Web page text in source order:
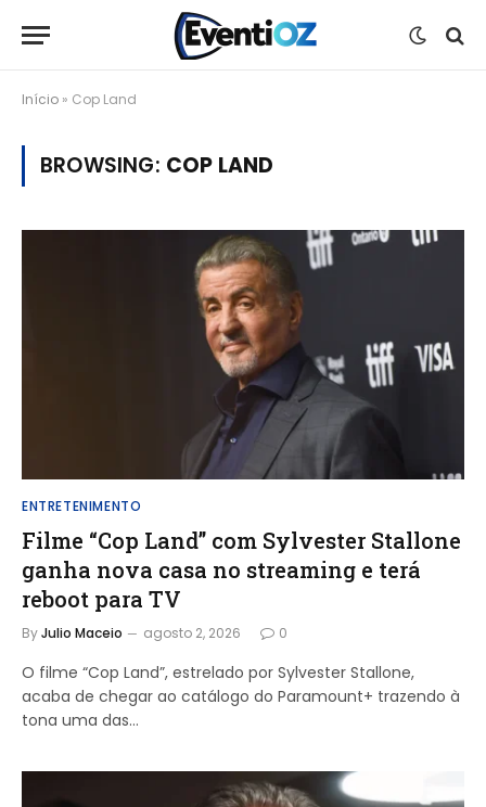
Início » Cop Land
BROWSING: COP LAND
ENTRETENIMENTO
Filme “Cop Land” com Sylvester Stallone
ganha nova casa no streaming e terá
reboot para TV
ByJulio Maceio agosto 2, 2026 0
O filme “Cop Land”, estrelado por Sylvester Stallone,
acaba de chegar ao catálogo do Paramount+ trazendo à
tona uma das…